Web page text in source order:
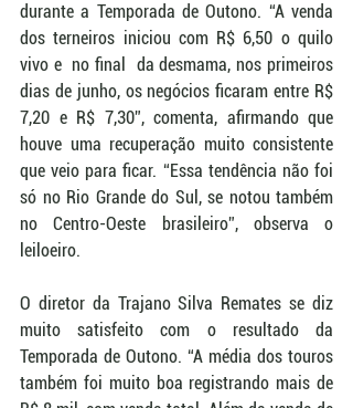
durante a Temporada de Outono. “A venda
dos terneiros iniciou com R$ 6,50 o quilo
vivo e  no final  da desmama, nos primeiros
dias de junho, os negócios ficaram entre R$
7,20 e R$ 7,30”, comenta, afirmando que
houve uma recuperação muito consistente
que veio para ficar. “Essa tendência não foi
só no Rio Grande do Sul, se notou também
no Centro-Oeste brasileiro”, observa o
leiloeiro.
O diretor da Trajano Silva Remates se diz
muito satisfeito com o resultado da
Temporada de Outono. “A média dos touros
também foi muito boa registrando mais de